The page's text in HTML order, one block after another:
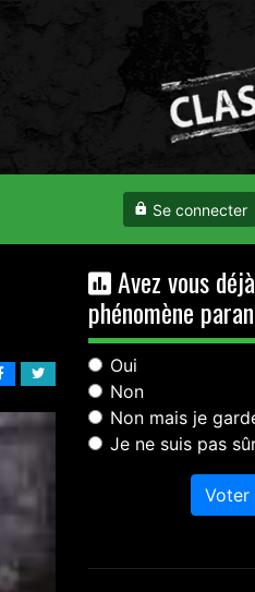
Se connecter
Avez vous
phénomène
Oui
Non
Non mais je
Je ne suis pas
Voter